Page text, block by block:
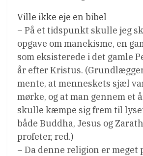
Ville ikke eje en bibel
– På et tidspunkt skulle jeg
opgave om manekisme, en
som eksisterede i det gamle
år efter Kristus.
mente, at menneskets sjæl
mørke, og at man gennem et
skulle kæmpe sig frem til
både Buddha, Jesus og
profeter, red.)
– Da denne religion er meget